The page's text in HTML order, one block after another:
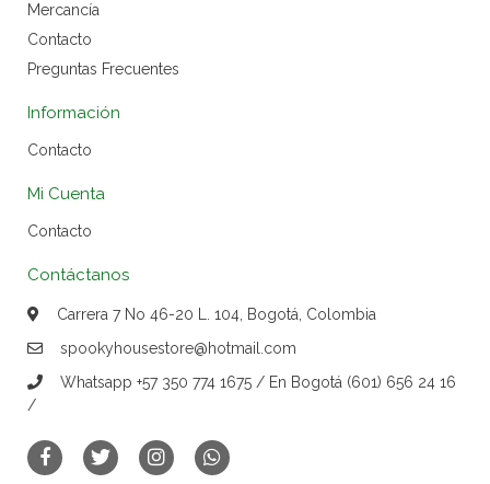
Mercancía
Contacto
Preguntas Frecuentes
Información
Contacto
Mi Cuenta
Contacto
Contáctanos
Carrera 7 No 46-20 L. 104, Bogotá, Colombia
spookyhousestore@hotmail.com
Whatsapp +57 350 774 1675 / En Bogotá (601) 656 24 16
/